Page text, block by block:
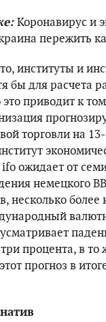
Коронавирус и
пережить
институты и
бы для расчета
приводит к
торговли на
ожидает от
немецкого
несколько
процента, в то
прогноз в